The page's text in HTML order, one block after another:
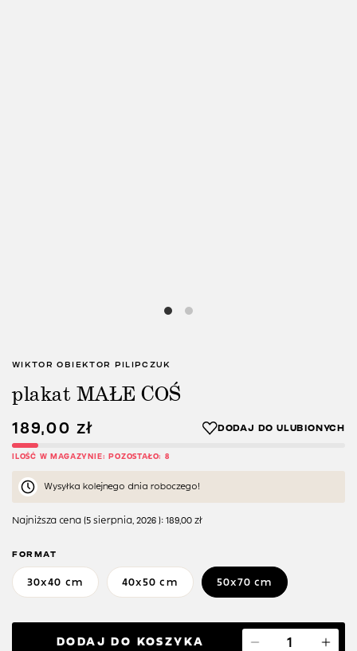
WIKTOR OBIEKTOR PILIPCZUK
plakat MAŁE COŚ
189,00 zł
ILOŚĆ W MAGAZYNIE: POZOSTAŁO: 8
Wysyłka kolejnego dnia roboczego!
Najniższa cena (5 sierpnia, 2026 ): 189,00 zł
FORMAT
30x40 cm 40x50 cm 50x70 cm
DODAJ DO KOSZYKA